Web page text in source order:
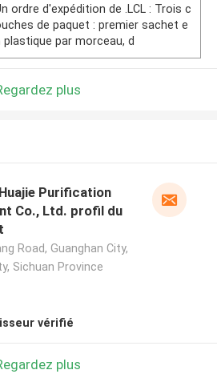
ordre d'expédition de .LCL : Trois c
de paquet : premier sachet e
plastique par morceau, d
plus
Purification
Co., Ltd. profil du
Road, Guanghan City,
Sichuan Province
vérifié
plus